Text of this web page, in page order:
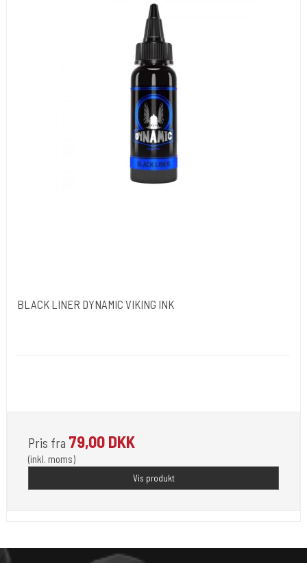
BLACK LINER DYNAMIC VIKING INK
Pris fra 79,00 DKK
(inkl. moms)
Vis produkt